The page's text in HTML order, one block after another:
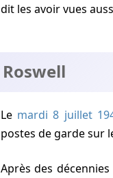
dit les avoir vues
Roswell
Le mardi 8 juillet
postes de garde sur
Après des